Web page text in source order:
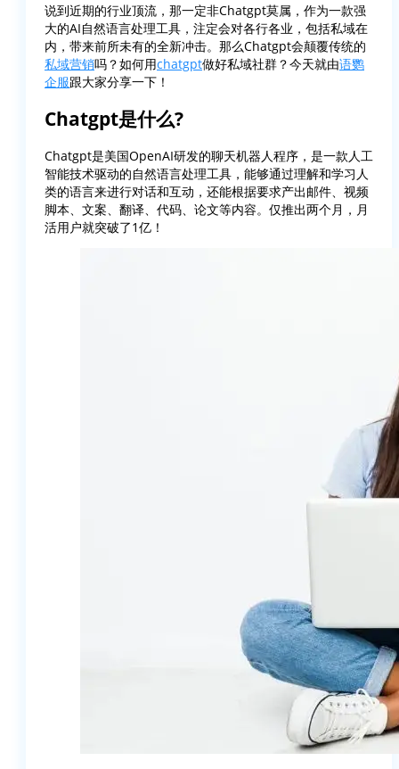
说到近期的行业顶流，那一定非Chatgpt莫属，作为一款强
大的AI自然语言处理工具，注定会对各行各业，包括私域在
内，带来前所未有的全新冲击。那么Chatgpt会颠覆传统的
私域营销吗？如何用chatgpt做好私域社群？今天就由语鹦
企服跟大家分享一下！
Chatgpt是什么?
Chatgpt是美国OpenAI研发的聊天机器人程序，是一款人工
智能技术驱动的自然语言处理工具，能够通过理解和学习人
类的语言来进行对话和互动，还能根据要求产出邮件、视频
脚本、文案、翻译、代码、论文等内容。仅推出两个月，月
活用户就突破了1亿！